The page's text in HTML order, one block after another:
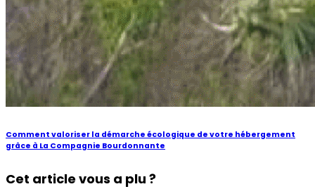
Comment valoriser la démarche écologique de votre hébergement
grâce à La Compagnie Bourdonnante
Cet article vous a plu ?